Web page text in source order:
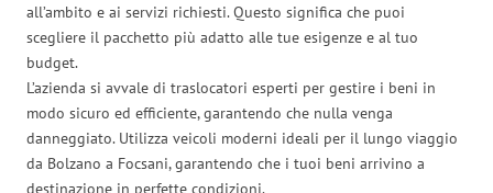
all’ambito e ai servizi richiesti. Questo significa che puoi
scegliere il pacchetto più adatto alle tue esigenze e al tuo
budget.
L’azienda si avvale di traslocatori esperti per gestire i beni in
modo sicuro ed efficiente, garantendo che nulla venga
danneggiato. Utilizza veicoli moderni ideali per il lungo viaggio
da Bolzano a Focsani, garantendo che i tuoi beni arrivino a
destinazione in perfette condizioni.